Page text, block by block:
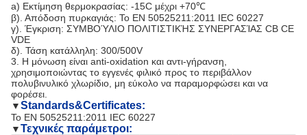
a) Εκτίμηση θερμοκρασίας: -15C μέχρι +70℃
β). Απόδοση πυρκαγιάς: Το EN 50525211:2011 IEC 60227
γ). Έγκριση: ΣΥΜΒΟΎΛΙΟ ΠΟΛΙΤΙΣΤΙΚΉΣ ΣΥΝΕΡΓΑΣΊΑΣ CB CE
VDE
δ). Τάση κατάλληλη: 300/500V
3. Η μόνωση είναι anti-oxidation και αντι-γήρανση,
χρησιμοποιώντας το εγγενές φιλικό προς το περιβάλλον
πολυβινυλικό χλωρίδιο, μη εύκολο να παραμορφώσει και να
φορέσει.
▼Standards&Certificates:
Το EN 50525211:2011 IEC 60227
▼Τεχνικές παράμετροι: